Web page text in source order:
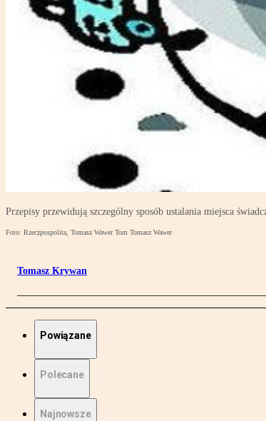
Przepisy przewidują szczególny sposób ustalania miejsca
Foto: Rzeczpospolita, Tomasz Wawer Tom Tomasz Wawer
Tomasz Krywan
Powiązane
Polecane
Najnowsze